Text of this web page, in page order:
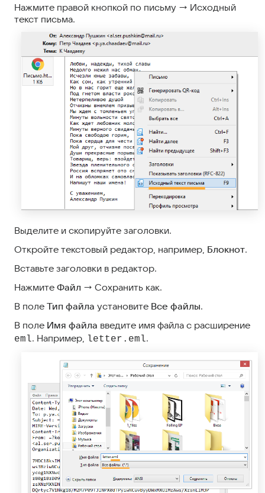
Нажмите правой кнопкой по письму → Исходный
текст письма.
Выделите и скопируйте заголовки.
Откройте текстовый редактор, например, Блокнот.
Вставьте заголовки в редактор.
Нажмите Файл → Сохранить как.
В поле Тип файла установите Все файлы.
В поле Имя файла введите имя файла с расширение
eml. Например, letter.eml.